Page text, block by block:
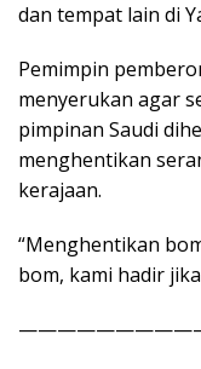
dan tempat lain di
Pemimpin
menyerukan agar
pimpinan Saudi
menghentikan
kerajaan.
“Menghentikan
bom, kami hadir